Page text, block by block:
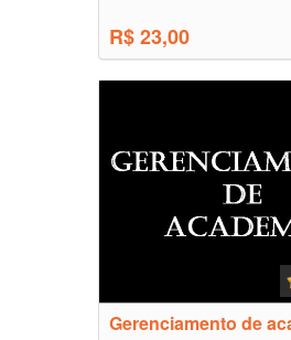
R$ 23,00
Gerenciamento de